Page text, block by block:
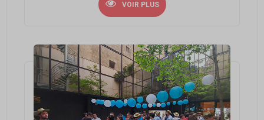
VOIR PLUS